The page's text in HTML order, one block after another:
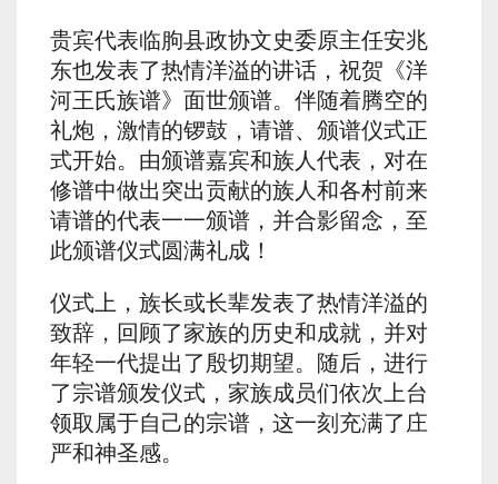
贵宾代表临朐县政协文史委原主任安兆
东也发表了热情洋溢的讲话，祝贺《洋
河王氏族谱》面世颁谱。伴随着腾空的
礼炮，激情的锣鼓，请谱、颁谱仪式正
式开始。由颁谱嘉宾和族人代表，对在
修谱中做出突出贡献的族人和各村前来
请谱的代表一一颁谱，并合影留念，至
此颁谱仪式圆满礼成！
仪式上，族长或长辈发表了热情洋溢的
致辞，回顾了家族的历史和成就，并对
年轻一代提出了殷切期望。随后，进行
了宗谱颁发仪式，家族成员们依次上台
领取属于自己的宗谱，这一刻充满了庄
严和神圣感。